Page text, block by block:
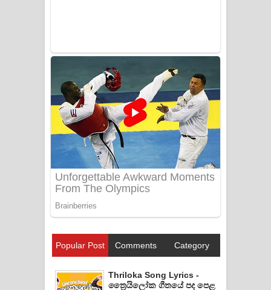
Popular Post Comments Category
Thriloka Song Lyrics -
ත්‍රෛයිලෝක ගීතයේ පද පෙළ